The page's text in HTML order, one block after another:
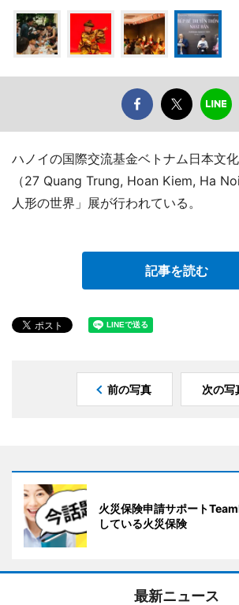
ハノイの国際交流基金ベトナム日本文
（27 Quang Trung, Hoan Kiem, Ha
人形の世界」展が行われている。
記事を読む
前の写真 次の写
火災保険申請サポート
している火災保険
最新ニュース